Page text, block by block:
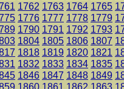
1762 1763 1764 1765
1776 1777 1778 1779
1790 1791 1792 1793
1804 1805 1806 1807
1818 1819 1820 1821
1832 1833 1834 1835
1846 1847 1848 1849
1860 1861 1862 1863